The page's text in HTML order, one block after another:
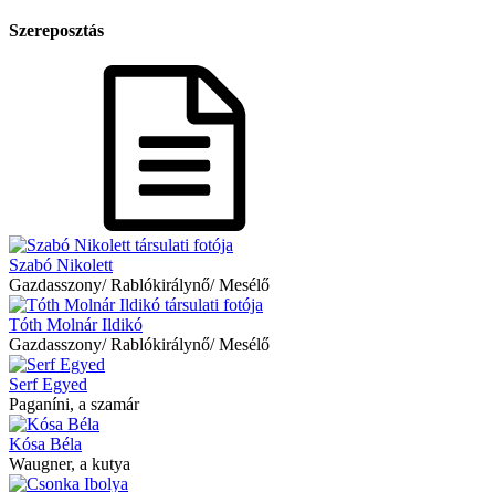
Szereposztás
Szabó Nikolett
Gazdasszony/ Rablókirálynő/ Mesélő
Tóth Molnár Ildikó
Gazdasszony/ Rablókirálynő/ Mesélő
Serf Egyed
Paganíni, a szamár
Kósa Béla
Waugner, a kutya